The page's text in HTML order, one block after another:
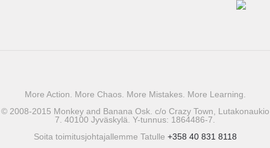
More Action. More Chaos. More Mistakes. More Learning.
© 2008-2015 Monkey and Banana Osk. c/o Crazy Town, Lutakonaukio
7. 40100 Jyväskylä. Y-tunnus: 1864486-7.
Soita toimitusjohtajallemme Tatulle +358 40 831 8118